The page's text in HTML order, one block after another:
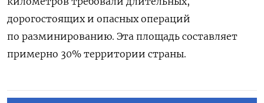
дорогостоящих и опасных операций
по разминированию. Эта площадь составляет
примерно 30% территории страны.